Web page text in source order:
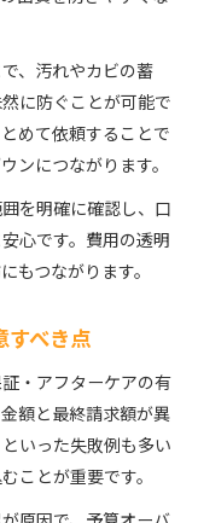
、汚れやカビの蓄
に防ぐことが可能で
めて依頼することで
ンにつながります。
を明確に確認し、口
心です。費用の透明
もつながります。
すべき点
・アフターケアの有
額と最終請求額が異
いった失敗例も多い
ことが重要です。